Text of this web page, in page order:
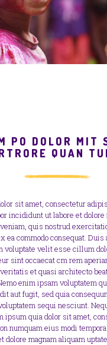
PO DOLOR MIT
QUAN
sit amet, consectetur
incididunt ut labore et dolore
quis nostrud
ea commodo consequat. Duis
voluptate velit esse cillum
sint occaecat cm rem
et quasi architecto
enim ipsam voluptatem
aut fugit, sed quia
sequi nesciunt.
ipsum quia dolor sit amet,
numquam eius modi
dolore magnam aliquam